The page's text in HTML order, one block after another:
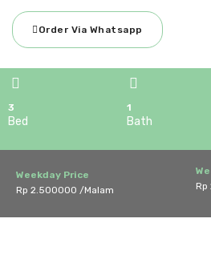
Order Via Whatsapp
3
Bed
1
Bath
Weekday Price
Rp 2.500000 /Malam